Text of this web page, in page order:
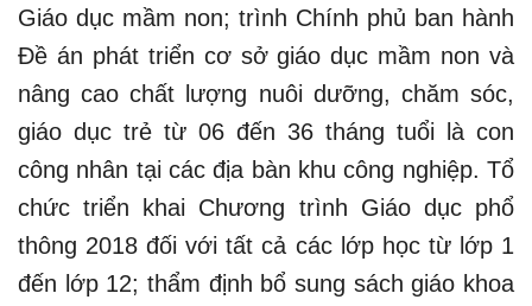
Giáo dục mầm non; trình Chính phủ ban hành
Đề án phát triển cơ sở giáo dục mầm non và
nâng cao chất lượng nuôi dưỡng, chăm sóc,
giáo dục trẻ từ 06 đến 36 tháng tuổi là con
công nhân tại các địa bàn khu công nghiệp. Tổ
chức triển khai Chương trình Giáo dục phổ
thông 2018 đối với tất cả các lớp học từ lớp 1
đến lớp 12; thẩm định bổ sung sách giáo khoa